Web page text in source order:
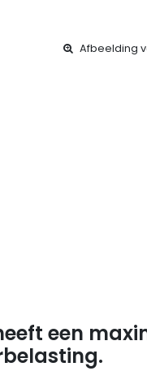
Afbeelding
een